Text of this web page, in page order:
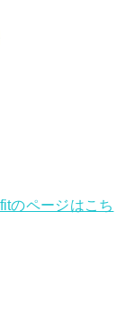
のページはこち